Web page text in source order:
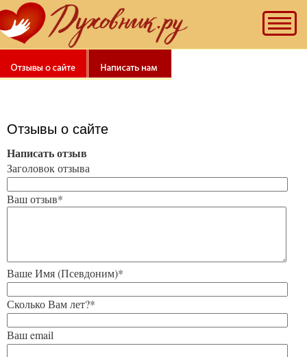
Рекомендуем
наш
"Тест
качество
себя!
Отзывы о сайте
Написать отзыв
Заголовок отзыва
Ваш отзыв*
Ваше Имя (Псевдоним)*
Сколько Вам лет?*
Ваш email